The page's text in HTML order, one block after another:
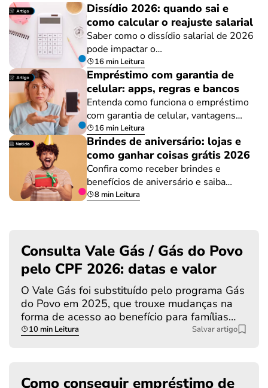
Dissídio 2026: quando sai e
como calcular o reajuste salarial
Saber como o dissídio salarial de 2026
pode impactar o…
16 min Leitura
Empréstimo com garantia de
celular: apps, regras e bancos
Entenda como funciona o empréstimo
com garantia de celular, vantagens…
16 min Leitura
Brindes de aniversário: lojas e
como ganhar coisas grátis 2026
Confira como receber brindes e
benefícios de aniversário e saiba…
8 min Leitura
Consulta Vale Gás / Gás do Povo
pelo CPF 2026: datas e valor
O Vale Gás foi substituído pelo programa Gás
do Povo em 2025, que trouxe mudanças na
forma de acesso ao benefício para famílias…
10 min Leitura Salvar artigo
Como conseguir empréstimo de